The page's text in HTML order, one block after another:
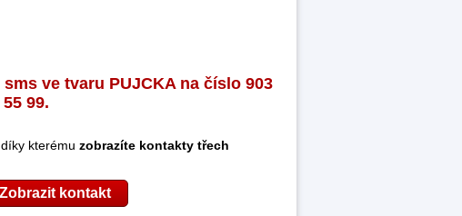
ve tvaru PUJCKA na číslo 903
55 99.
kterému zobrazíte kontakty třech